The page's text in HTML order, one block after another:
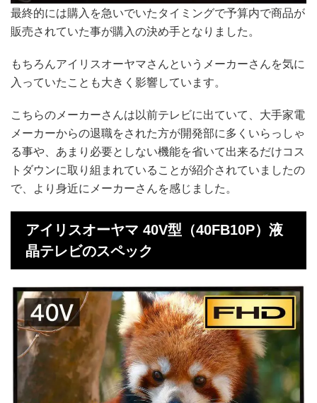
最終的には購入を急いでいたタイミングで予算内で商品が
販売されていた事が購入の決め手となりました。
もちろんアイリスオーヤマさんというメーカーさんを気に
入っていたことも大きく影響しています。
こちらのメーカーさんは以前テレビに出ていて、大手家電
メーカーからの退職をされた方が開発部に多くいらっしゃ
る事や、あまり必要としない機能を省いて出来るだけコス
トダウンに取り組まれていることが紹介されていましたの
で、より身近にメーカーさんを感じました。
アイリスオーヤマ 40V型（40FB10P）液
晶テレビのスペック